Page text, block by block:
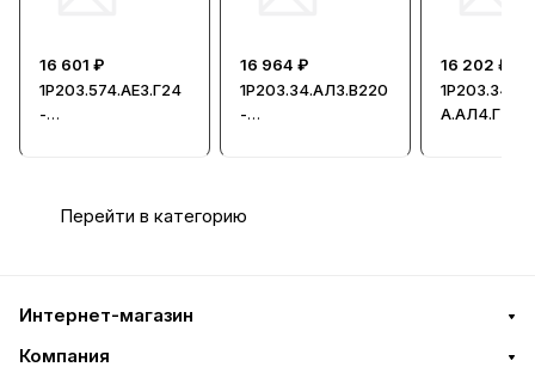
16 601 ₽
1Р203.574.АЕ3.Г24
-
16 964 ₽
1Р203.34.АЛ3.В220
-
16 202 ₽
1Р203.34-
А.АЛ4.Г24 -
Перейти в категорию
Интернет-магазин
Компания